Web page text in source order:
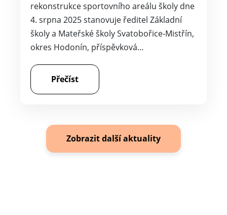
rekonstrukce sportovního areálu školy dne
4. srpna 2025 stanovuje ředitel Základní
školy a Mateřské školy Svatobořice-Mistřín,
okres Hodonín, příspěvková…
Přečíst
Zobrazit další aktuality